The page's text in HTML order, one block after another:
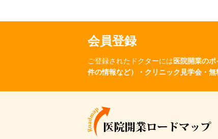
会員登録
ご登録されたドクターには 医院開業の
件の情報など）・クリニック見学会・